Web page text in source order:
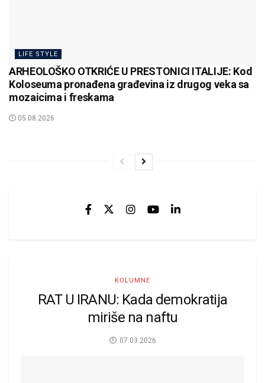
LIFE STYLE
ARHEOLOŠKO OTKRIĆE U PRESTONICI ITALIJE: Kod
Koloseuma pronađena građevina iz drugog veka sa
mozaicima i freskama
05.08.2026
KOLUMNE
RAT U IRANU: Kada demokratija
miriše na naftu
07.03.2026